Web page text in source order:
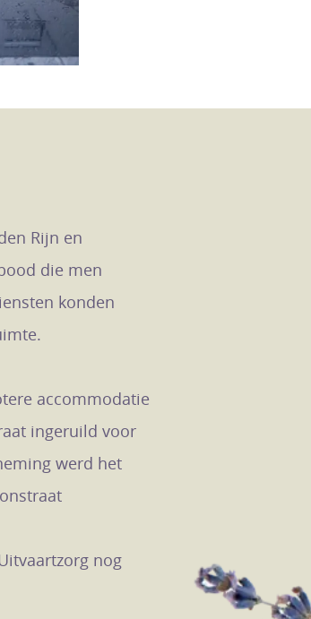
Rijn en
die men
konden
accommodatie
ingeruild voor
werd het
nog